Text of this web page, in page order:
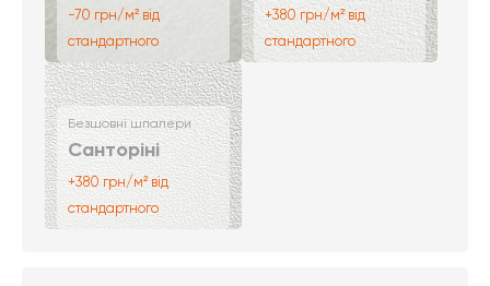
-70 грн/м² від
стандартного
+380 грн/м² від
стандартного
Безшовні шпалери
Санторіні
+380 грн/м² від
стандартного